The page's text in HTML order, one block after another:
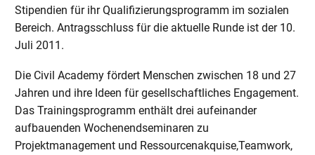
Stipendien für ihr Qualifizierungsprogramm im sozialen
Bereich. Antragsschluss für die aktuelle Runde ist der 10.
Juli 2011.
Die Civil Academy fördert Menschen zwischen 18 und 27
Jahren und ihre Ideen für gesellschaftliches Engagement.
Das Trainingsprogramm enthält drei aufeinander
aufbauenden Wochenendseminaren zu
Projektmanagement und Ressourcenakquise,Teamwork,